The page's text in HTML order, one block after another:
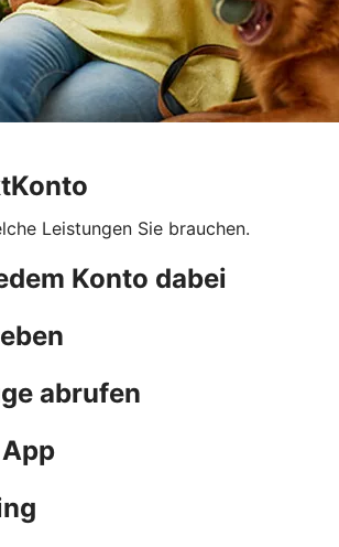
Leistungen Sie brauchen.
Konto dabei
abrufen